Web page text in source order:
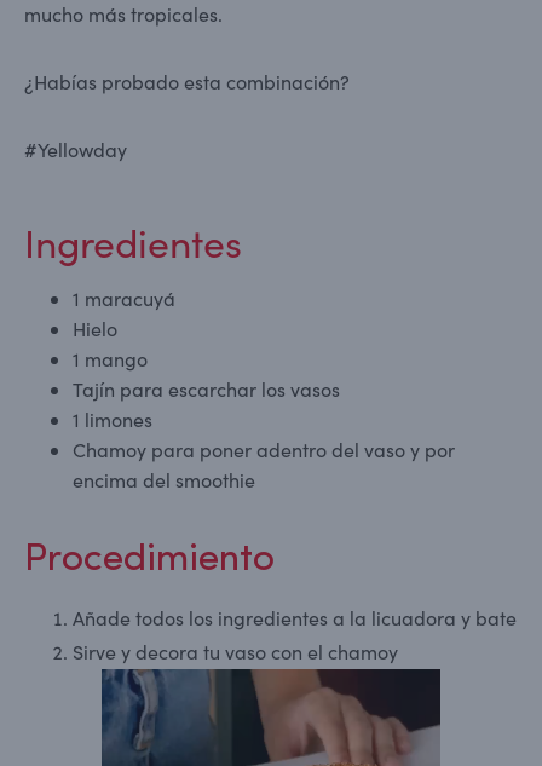
mucho más tropicales.
¿Habías probado esta combinación?
#Yellowday
Ingredientes
1 maracuyá
Hielo
1 mango
Tajín para escarchar los vasos
1 limones
Chamoy para poner adentro del vaso y por
encima del smoothie
Procedimiento
Añade todos los ingredientes a la licuadora y bate
Sirve y decora tu vaso con el chamoy